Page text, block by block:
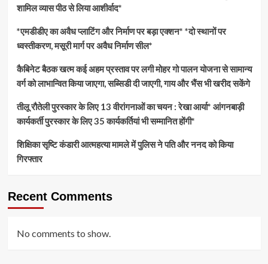
शामिल व्यास पीठ से लिया आशीर्वाद*
*एमडीडीए का अवैध प्लाटिंग और निर्माण पर बड़ा एक्शन* *दो स्थानों पर
ध्वस्तीकरण, मसूरी मार्ग पर अवैध निर्माण सील*
कैबिनेट बैठक खत्म कई अहम प्रस्ताव पर लगी मोहर गो पालन योजना से सामान्य
वर्ग को लाभान्वित किया जाएगा, सब्सिडी दी जाएगी, गाय और भैंस भी खरीद सकेंगे
तीलू रौतेली पुरस्कार के लिए 13 वीरांगनाओं का चयन : रेखा आर्या* आंगनबाड़ी
कार्यकर्ती पुरस्कार के लिए 35 कार्यकर्तियां भी सम्मानित होंगी*
शिक्षिका सृष्टि कंडारी आत्महत्या मामले में पुलिस ने पति और ननद को किया
गिरफ्तार
Recent Comments
No comments to show.